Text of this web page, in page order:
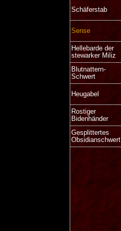
Schäferstab
Sense
Hellebarde der
stewarker Miliz
Blutnattern-
Schwert
Heugabel
Rostiger
Bidenhänder
Gesplittertes
Obsidianschwert